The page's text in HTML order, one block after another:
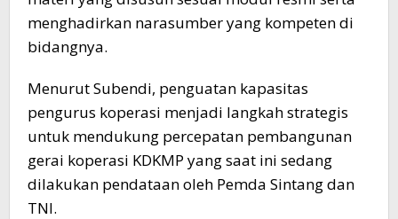
menghadirkan narasumber yang kompeten di
bidangnya.
Menurut Subendi, penguatan kapasitas
pengurus koperasi menjadi langkah strategis
untuk mendukung percepatan pembangunan
gerai koperasi KDKMP yang saat ini sedang
dilakukan pendataan oleh Pemda Sintang dan
TNI.